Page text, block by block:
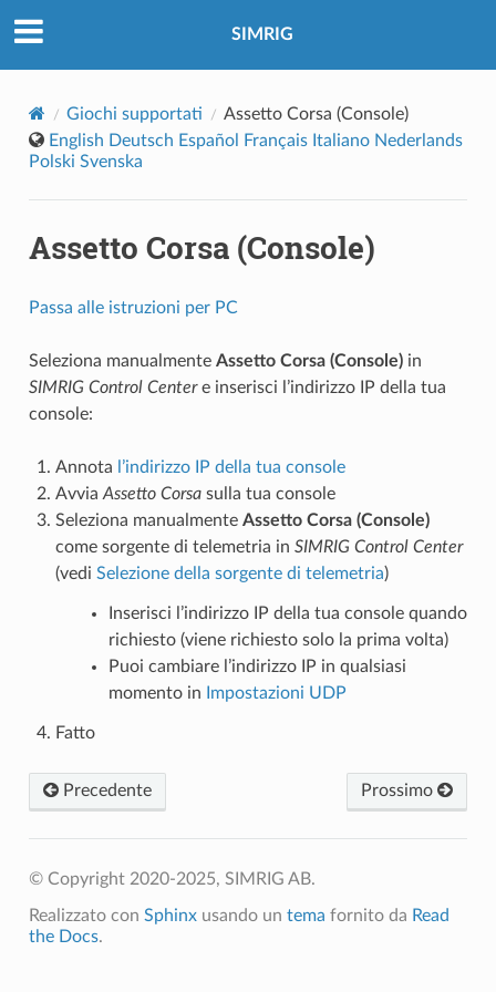
SIMRIG
Giochi supportati
Assetto Corsa (Console)
English Deutsch Español Français Italiano Nederlands
Polski Svenska
Assetto Corsa (Console)
Passa alle istruzioni per PC
Seleziona manualmente Assetto Corsa (Console)in
SIMRIG Control Centere inserisci l’indirizzo IP della tua
console:
Annota
l’indirizzo IP della tua console
Avvia Assetto Corsasulla tua console
Seleziona manualmente Assetto Corsa (Console)
come sorgente di telemetria in SIMRIG Control Center
(vedi Selezione della sorgente di telemetria)
Inserisci l’indirizzo IP della tua console quando
richiesto (viene richiesto solo la prima volta)
Puoi cambiare l’indirizzo IP in qualsiasi
momento in
Impostazioni UDP
Fatto
Precedente Prossimo
© Copyright 2020-2025, SIMRIG AB.
Realizzato con Sphinxusando un tema fornito da Read
the Docs.